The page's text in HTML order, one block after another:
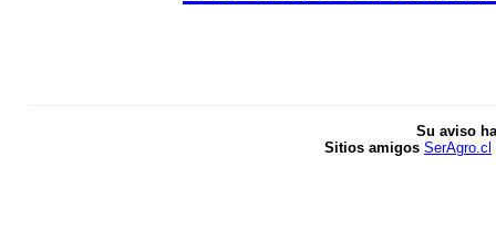
Su aviso
Sitios amigos SerAgro.cl